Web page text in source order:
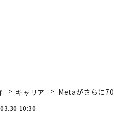
キャリア Metaがさらに
10:30